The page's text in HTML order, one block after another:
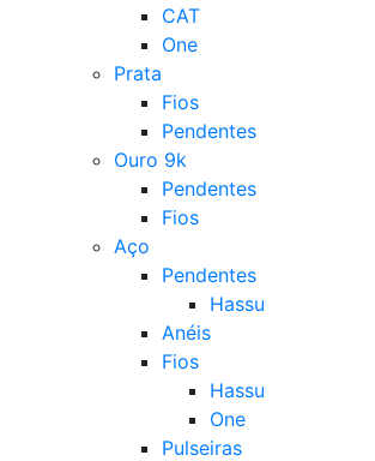
CAT
One
Prata
Fios
Pendentes
Ouro 9k
Pendentes
Fios
Aço
Pendentes
Hassu
Anéis
Fios
Hassu
One
Pulseiras